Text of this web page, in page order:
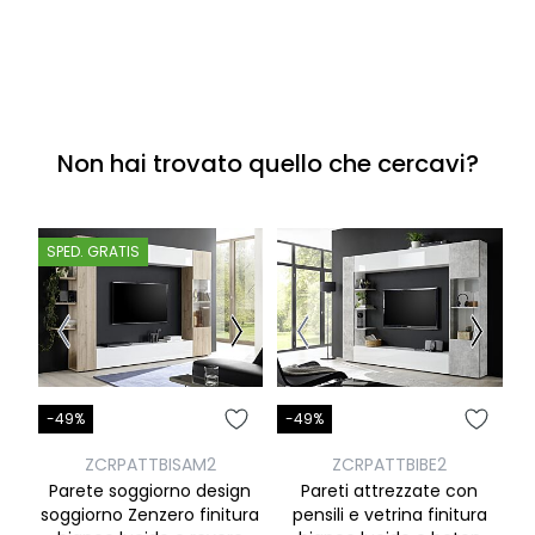
Non hai trovato quello che cercavi?
SPED. GRATIS
-49%
ZCRPATTBISAM2
Parete soggiorno design
soggiorno Zenzero finitura
-49%
ZCRPATTBIBE2
Pareti attrezzate con
pensili e vetrina finitura